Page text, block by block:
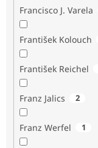
Francisco J. Varela
František Kolouch
František Reichel
Franz Jalics 2
Franz Werfel 1